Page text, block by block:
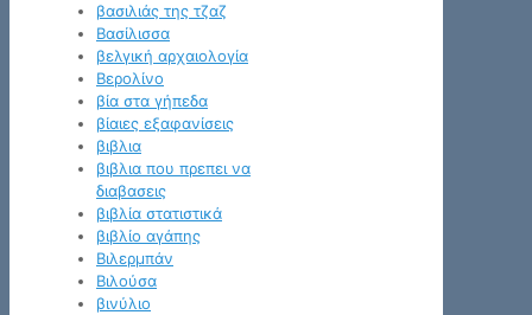
βασιλιάς της τζαζ
Βασίλισσα
βελγική αρχαιολογία
Βερολίνο
βία στα γήπεδα
βίαιες εξαφανίσεις
βιβλια
βιβλια που πρεπει να
διαβασεις
βιβλία στατιστικά
βιβλίο αγάπης
Βιλερμπάν
Βιλούσα
βινύλιο